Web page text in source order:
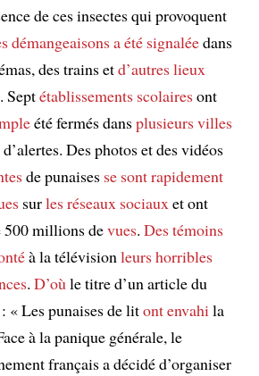
de ces insectes qui provoquent
démangeaisonsa été signaléedans
des trains etd’autres lieux
. Septétablissements scolairesont
été fermés dansplusieurs villes
d’alertes. Des photos et des vidéos
de punaises se sont rapidement
surles réseaux sociaux et ont
500 millions devues. Des témoins
à la télévision leurs horribles
. D’où le titre d’un article du
« Les punaises de litont envahi la
à la panique générale, le
français a décidé d’organiser